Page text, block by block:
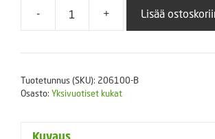
-
Jänönhäntä
+ Lisää
Tuotetunnus (SKU): 206100-B
Osasto: Yksivuotiset kukat